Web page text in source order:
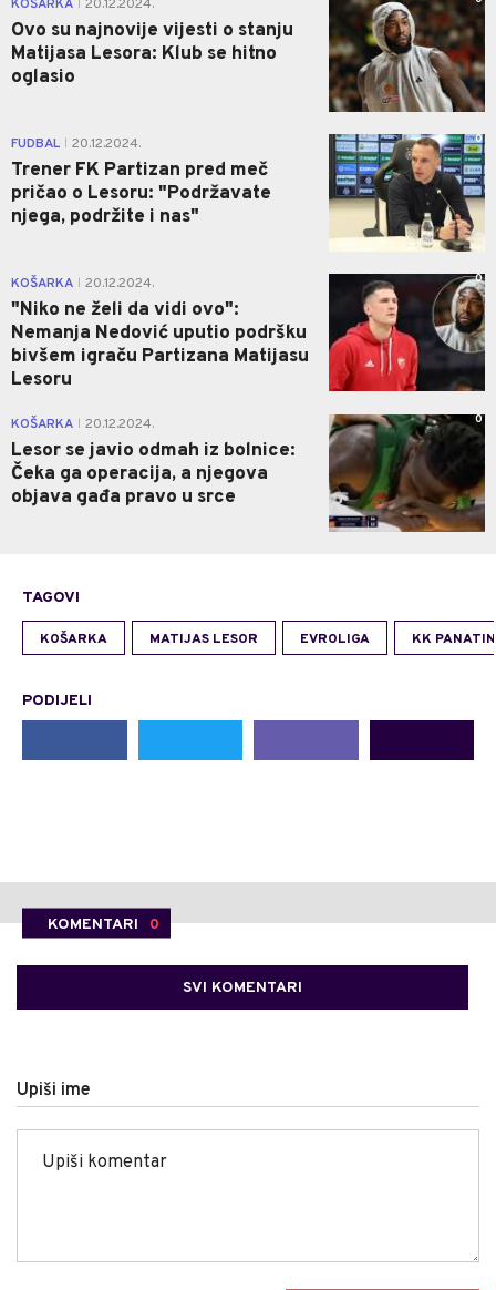
KOŠARKA 20.12.2024.
Ovo su najnovije vijesti o stanju
Matijasa Lesora: Klub se hitno
oglasio
FUDBAL 20.12.2024.
Trener FK Partizan pred meč
pričao o Lesoru: "Podržavate
njega, podržite i nas"
0
KOŠARKA 20.12.2024.
"Niko ne želi da vidi ovo":
Nemanja Nedović uputio podršku
bivšem igraču Partizana Matijasu
Lesoru
0
KOŠARKA 20.12.2024.
Lesor se javio odmah iz bolnice:
Čeka ga operacija, a njegova
objava gađa pravo u srce
0
TAGOVI
KOŠARKA MATIJAS LESOR EVROLIGA KK
PODIJELI
KOMENTARI 0
SVI KOMENTARI
Upiši ime